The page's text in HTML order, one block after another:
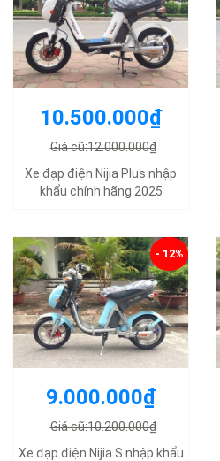
10.500.000₫
Giá cũ:12.000.000₫
Xe đạp điện Nijia Plus nhập
khẩu chính hãng 2025
- 12%
9.000.000₫
Giá cũ:10.200.000₫
Xe đạp điện Nijia S nhập khẩu